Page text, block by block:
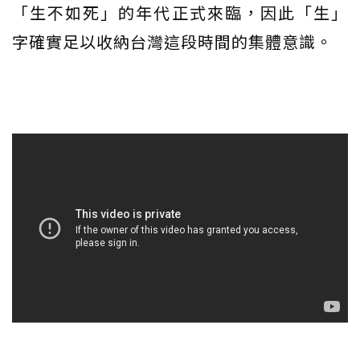
「生不如死」的年代正式來臨，因此「生」
字確實足以收納台灣這段時間的集體意識。